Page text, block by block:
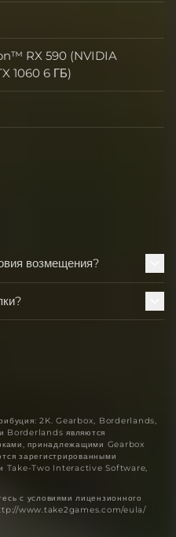
RX 590 (NVIDIA
1060 6 ГБ)
возмещения?
2K. Gearbox, Borderlands,
Borderlands являются
принадлежащими Gearbox
зарегистрированными
Take-Two Interactive Software,
с условиями лицензионного
www.take2games.com/eula/